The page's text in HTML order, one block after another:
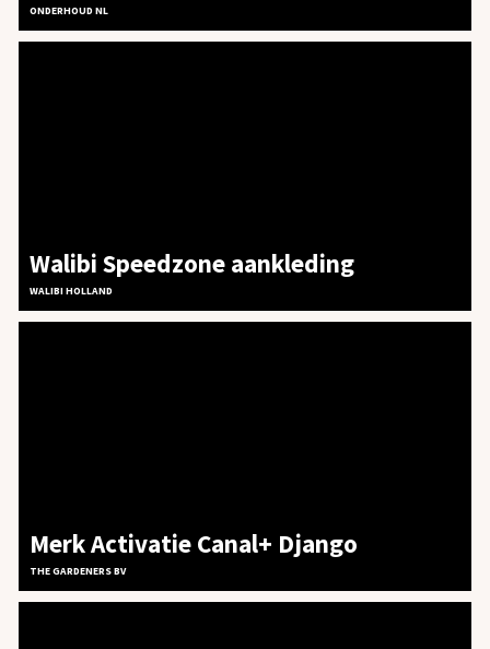
ONDERHOUD NL
Walibi Speedzone aankleding
WALIBI HOLLAND
Merk Activatie Canal+ Django
THE GARDENERS BV